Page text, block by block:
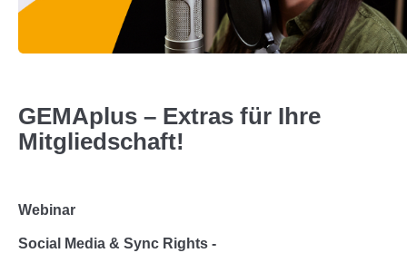
GEMAplus – Extras für Ihre
Mitgliedschaft!
Webinar
Social Media & Sync Rights -